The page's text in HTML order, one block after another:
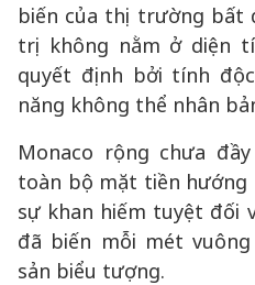
biến của thị trường bất
trị không nằm ở diện
quyết định bởi tính
năng không thể nhân
Monaco rộng chưa
toàn bộ mặt tiền hướng
sự khan hiếm tuyệt đối
đã biến mỗi mét
sản biểu tượng.